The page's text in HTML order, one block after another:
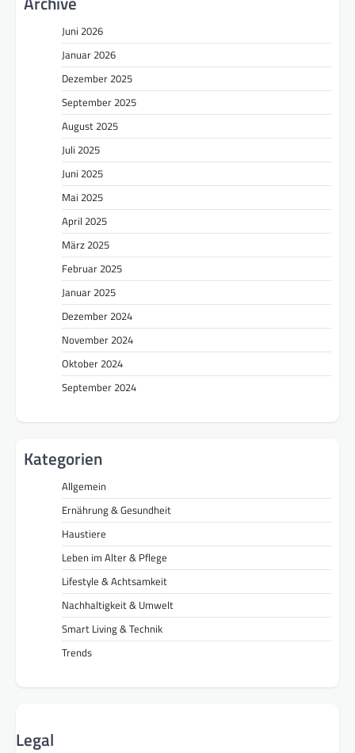
Juni 2026
Januar 2026
Dezember 2025
September 2025
August 2025
Juli 2025
Juni 2025
Mai 2025
April 2025
März 2025
Februar 2025
Januar 2025
Dezember 2024
November 2024
Oktober 2024
September 2024
Kategorien
Allgemein
Ernährung & Gesundheit
Haustiere
Leben im Alter & Pflege
Lifestyle & Achtsamkeit
Nachhaltigkeit & Umwelt
Smart Living & Technik
Trends
Legal